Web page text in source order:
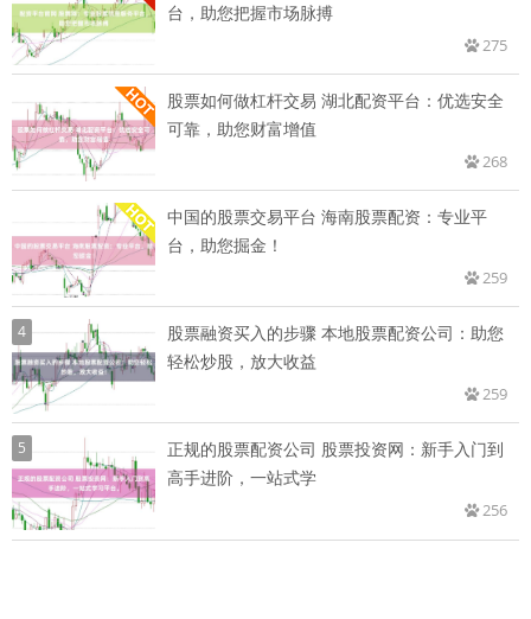
台，助您把握市场脉搏
275
股票如何做杠杆交易 湖北配资平台：优选安全
可靠，助您财富增值
268
中国的股票交易平台 海南股票配资：专业平
台，助您掘金！
259
4
股票融资买入的步骤 本地股票配资公司：助您
轻松炒股，放大收益
259
5
正规的股票配资公司 股票投资网：新手入门到
高手进阶，一站式学
256